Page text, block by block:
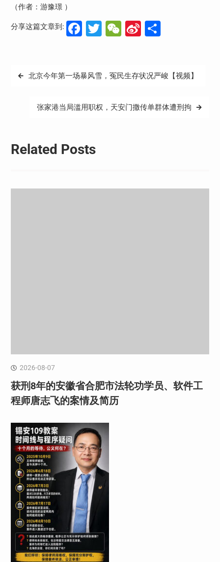
（作者：游豫璟 ）
分享这篇文章到: Facebook
Twitter
WeChat
Sina分
文
北京今年第一场暴风雪，冤民生存状况严峻【视频】
张家港当局滥用职权，天安门撒传单群体遭刑拘
Related Posts
2026-08-07
获刑8年的安徽省合肥市法轮功学员、软件工
程师唐志飞的案情及简历